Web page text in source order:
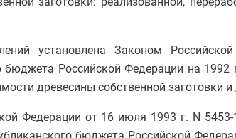
установлена Законом
бюджета Российской Федерации на
древесины собственной заготовки
Федерации от 16 июля 1993 г. N